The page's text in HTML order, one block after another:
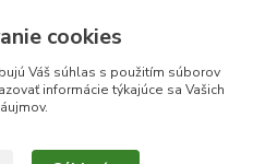
cookies
Váš súhlas s použitím súborov
informácie týkajúce sa Vašich